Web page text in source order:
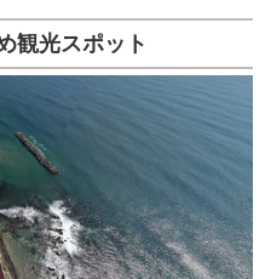
観光スポット